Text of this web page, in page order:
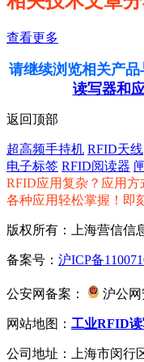
查看更多
请继续浏览相关产品
读写器和
返回顶部
超高频手持机 RFID天线
电子标签 RFID阅读器
RFID应用复杂？应用方
各种应用轻松掌握！即
版权所有：上海营信信
备案号： 沪ICP备
公安网备案： 沪公网
网站地图： 工业RFID
公司地址：上海市闵行